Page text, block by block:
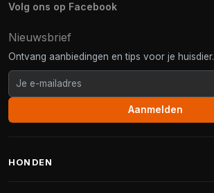
Volg ons op Facebook
Nieuwsbrief
Ontvang aanbiedingen en tips voor je huisdier.
Aanmelden
HONDEN